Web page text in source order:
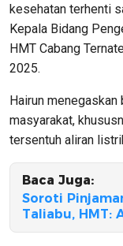
kesehatan terhenti
Kepala Bidang
HMT Cabang
2025.
Hairun
masyarakat,
tersentuh aliran
Baca Juga:
Soroti
Taliabu, HMT: